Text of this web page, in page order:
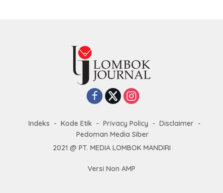
Indeks Kode Etik Privacy Policy
Disclaimer
Pedoman Media Siber
2021 @ PT. MEDIA LOMBOK MANDIRI
Versi Non AMP